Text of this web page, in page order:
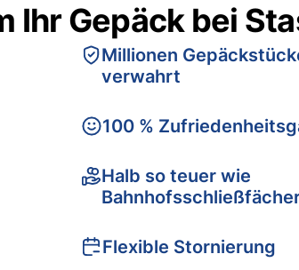
Ihr Gepäck bei
Millionen
verwahrt
100 %
Halb so teuer wie
Flexible Stornierung